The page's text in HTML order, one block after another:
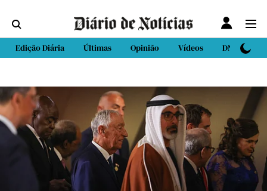
Edição Diária Últimas Opinião Vídeos DN Sport